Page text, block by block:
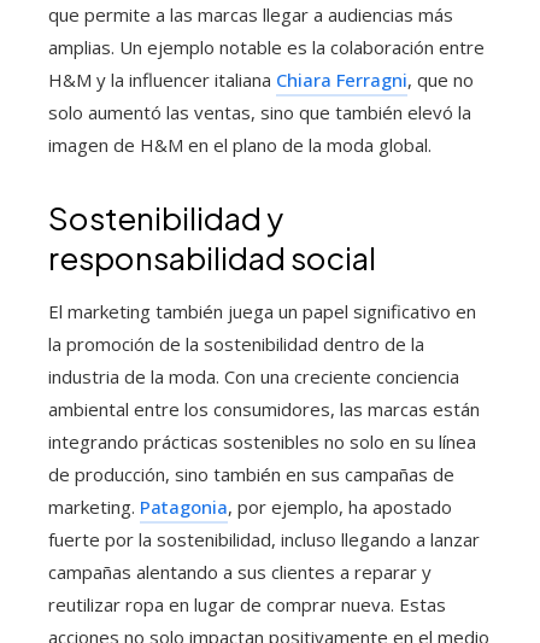
que permite a las marcas llegar a audiencias más
amplias. Un ejemplo notable es la colaboración entre
H&M y la influencer italiana Chiara Ferragni, que no
solo aumentó las ventas, sino que también elevó la
imagen de H&M en el plano de la moda global.
Sostenibilidad y
responsabilidad social
El marketing también juega un papel significativo en
la promoción de la sostenibilidad dentro de la
industria de la moda. Con una creciente conciencia
ambiental entre los consumidores, las marcas están
integrando prácticas sostenibles no solo en su línea
de producción, sino también en sus campañas de
marketing. Patagonia, por ejemplo, ha apostado
fuerte por la sostenibilidad, incluso llegando a lanzar
campañas alentando a sus clientes a reparar y
reutilizar ropa en lugar de comprar nueva. Estas
acciones no solo impactan positivamente en el medio